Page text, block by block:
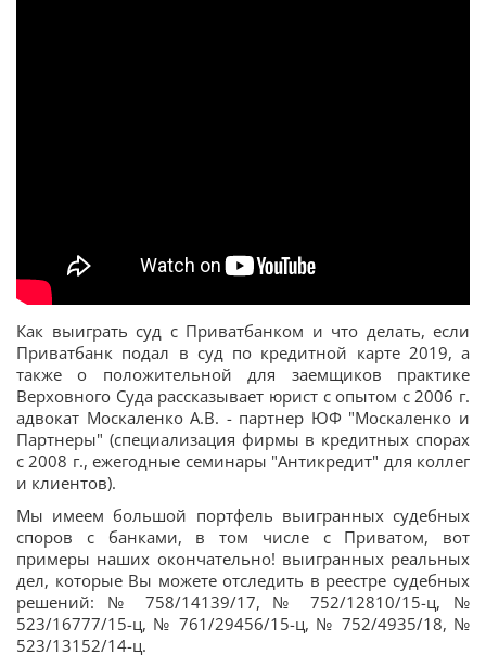
Как выиграть суд с Приватбанком и что делать, если
Приватбанк подал в суд по кредитной карте 2019, а
также о положительной для заемщиков практике
Верховного Суда рассказывает юрист с опытом с 2006 г.
адвокат Москаленко А.В. - партнер ЮФ "Москаленко и
Партнеры" (специализация фирмы в кредитных спорах
с 2008 г., ежегодные семинары "Антикредит" для коллег
и клиентов).
Мы имеем большой портфель выигранных судебных
споров с банками, в том числе с Приватом, вот
примеры наших окончательно! выигранных реальных
дел, которые Вы можете отследить в реестре судебных
решений: № 758/14139/17, № 752/12810/15-ц, №
523/16777/15-ц, № 761/29456/15-ц, № 752/4935/18, №
523/13152/14-ц.